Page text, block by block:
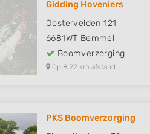
Gidding Hoveniers
Oostervelden 121
6681WT Bemmel
Boomverzorging
Op 8,22 km afstand
PKS Boomverzorging